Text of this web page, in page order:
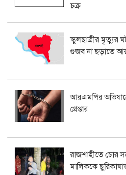
চক্র
স্কুলছাত্রীর মৃত্যুর
গুজব না ছড়াতে
আরএমপির
গ্রেপ্তার
রাজশাহীতে চোর
মালিককে